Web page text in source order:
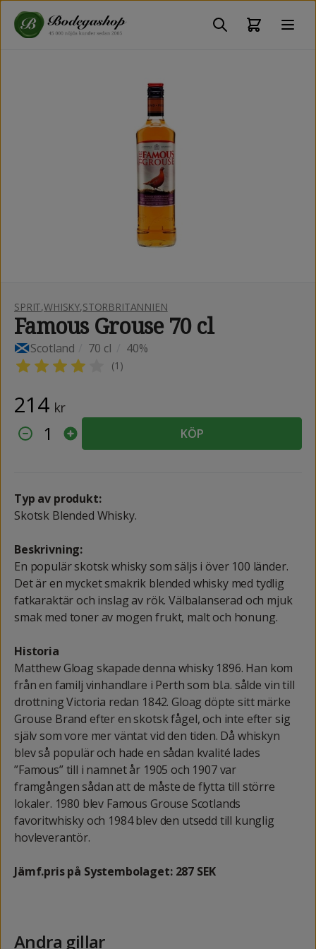
SPRIT,WHISKY,STORBRITANNIEN
Famous Grouse 70 cl
Scotland 70 cl 40%
(1 )
214 kr
1 KÖP
Typ av produkt:
Skotsk Blended Whisky.
Beskrivning:
En populär skotsk whisky som säljs i över 100 länder.
Det är en mycket smakrik blended whisky med tydlig
fatkaraktär och inslag av rök. Välbalanserad och mjuk
smak med toner av mogen frukt, malt och honung.
Historia
Matthew Gloag skapade denna whisky 1896. Han kom
från en familj vinhandlare i Perth som bl.a. sålde vin till
drottning Victoria redan 1842. Gloag döpte sitt märke
Grouse Brand efter en skotsk fågel, och inte efter sig
själv som vore mer väntat vid den tiden. Då whiskyn
blev så populär och hade en sådan kvalité lades
”Famous” till i namnet år 1905 och 1907 var
framgången sådan att de måste de flytta till större
lokaler. 1980 blev Famous Grouse Scotlands
favoritwhisky och 1984 blev den utsedd till kunglig
hovleverantör.
Jämf.pris på Systembolaget: 287 SEK
Andra gillar